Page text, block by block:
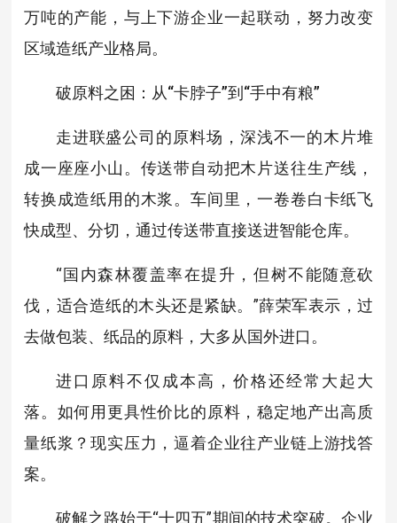
万吨的产能，与上下游企业一起联动，努力改变
区域造纸产业格局。
破原料之困：从“卡脖子”到“手中有粮”
走进联盛公司的原料场，深浅不一的木片堆
成一座座小山。传送带自动把木片送往生产线，
转换成造纸用的木浆。车间里，一卷卷白卡纸飞
快成型、分切，通过传送带直接送进智能仓库。
“国内森林覆盖率在提升，但树不能随意砍
伐，适合造纸的木头还是紧缺。”薛荣军表示，过
去做包装、纸品的原料，大多从国外进口。
进口原料不仅成本高，价格还经常大起大
落。如何用更具性价比的原料，稳定地产出高质
量纸浆？现实压力，逼着企业往产业链上游找答
案。
破解之路始于“十四五”期间的技术突破。企业